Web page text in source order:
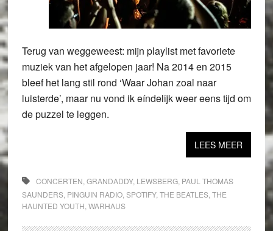
Terug van weggeweest: mijn playlist met favoriete
muziek van het afgelopen jaar! Na 2014 en 2015
bleef het lang stil rond ‘Waar Johan zoal naar
luisterde’, maar nu vond ik eíndelijk weer eens tijd om
de puzzel te leggen.
LEES MEER
CONCERTEN GRANDADDY, LEWSBERG, PAUL THOMAS
SAUNDERS, PINGUIN RADIO, SPOTIFY, THE BEATLES, THE
HAUNTED YOUTH WARHAUS